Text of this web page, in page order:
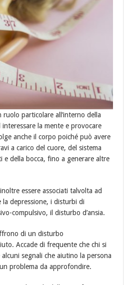
particolare all’interno della
la mente e provocare
anche il corpo poiché può avere
a carico del cuore, del sistema
e della bocca, fino a generare altre
essere associati talvolta ad
depressione, i disturbi di
compulsivo, il disturbo d’ansia.
di un disturbo
Accade di frequente che chi si
segnali che aiutino la persona
problema da approfondire.